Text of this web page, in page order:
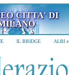
CITTA' DI
IL BRIDGE ALBI